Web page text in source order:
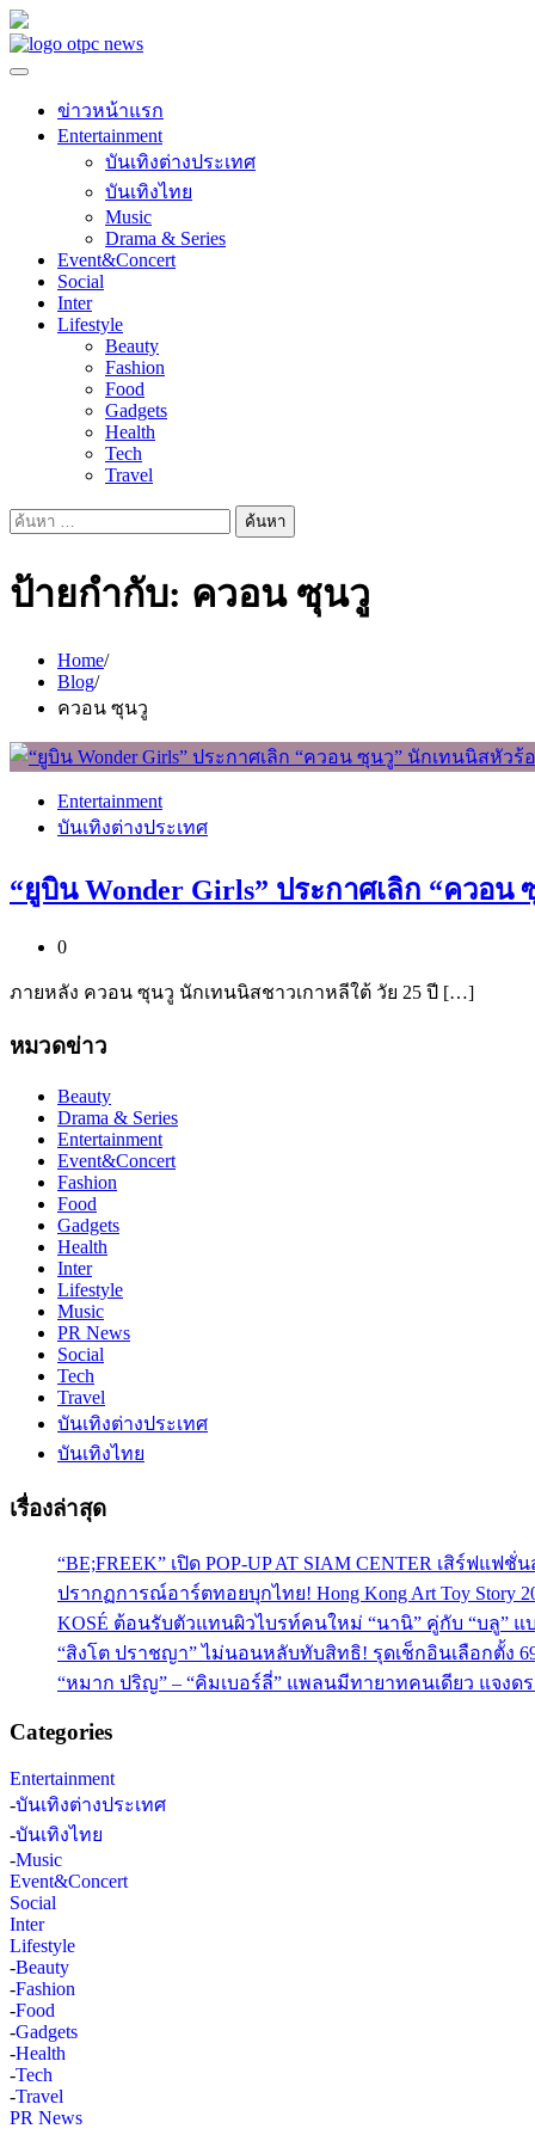
Skip
to
ข่าวหน้าแรก
Entertainment
บันเทิงต่างประเทศ
บันเทิงไทย
Music
Drama & Series
Event&Concert
Social
Inter
Lifestyle
Beauty
Fashion
Food
Gadgets
Health
Tech
Travel
ค้นหา
ป้ายกำกับ: ควอน ซุนวู
Home
Blog
ควอน ซุนวู
Entertainment
บันเทิงต่างประเทศ
“ยูบิน Wonder Girls” ประกาศเลิก “ควอ
0
ภายหลัง ควอน ซุนวู นักเทนนิสชาวเกาหลีใต้ วัย 25 ปี […]
หมวดข่าว
Beauty
Drama & Series
Entertainment
Event&Concert
Fashion
Food
Gadgets
Health
Inter
Lifestyle
Music
PR News
Social
Tech
Travel
บันเทิงต่างประเทศ
บันเทิงไทย
เรื่องล่าสุด
“BE;FREEK” เปิด POP-UP AT SIAM CENTER เสิร์ฟ
ปรากฏการณ์อาร์ตทอยบุกไทย! Hong Kong Art Toy Story
KOSÉ ต้อนรับตัวแทนผิวไบรท์คนใหม่ “นานิ” คู่กับ “บลู” แ
“สิงโต ปราชญา” ไม่นอนหลับทับสิทธิ! รุดเช็กอินเลือกตั้ง
“หมาก ปริญ” – “คิมเบอร์ลี่” แพลนมีทายาทคนเดียว แจง
Categories
Entertainment
-บันเทิงต่างประเทศ
-บันเทิงไทย
-Music
Event&Concert
Social
Inter
Lifestyle
-Beauty
-Fashion
-Food
-Gadgets
-Health
-Tech
-Travel
PR News